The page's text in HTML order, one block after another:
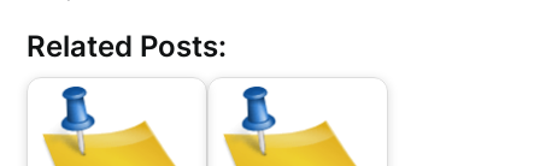
Related Posts: